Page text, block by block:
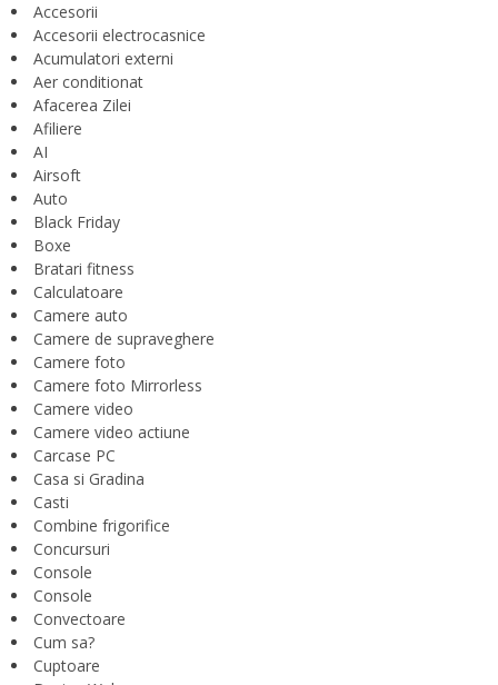
Accesorii
Accesorii electrocasnice
Acumulatori externi
Aer conditionat
Afacerea Zilei
Afiliere
AI
Airsoft
Auto
Black Friday
Boxe
Bratari fitness
Calculatoare
Camere auto
Camere de supraveghere
Camere foto
Camere foto Mirrorless
Camere video
Camere video actiune
Carcase PC
Casa si Gradina
Casti
Combine frigorifice
Concursuri
Console
Console
Convectoare
Cum sa?
Cuptoare